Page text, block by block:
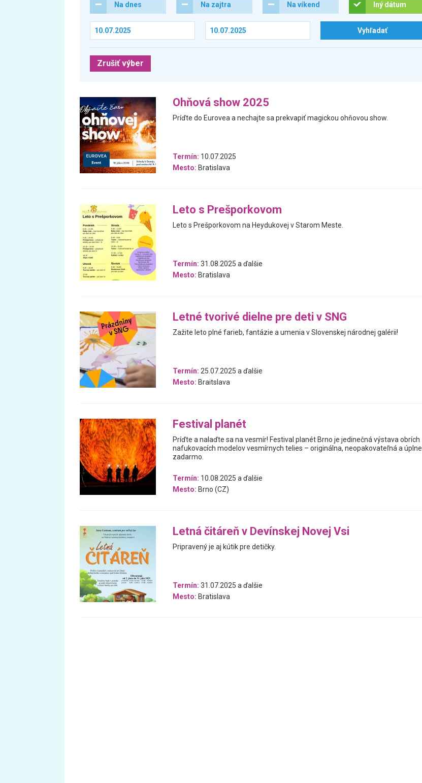
Na dnes Na zajtra Na víkend Iný dátum
Zrušiť výber
Ohňová show 2025
Príďte do Eurovea a nechajte sa prekvapiť magickou ohňovou show.
Termín: 10.07.2025
Mesto: Bratislava
Leto s Prešporkovom
Leto s Prešporkovom na Heydukovej v Starom Meste.
Termín: 31.08.2025 a ďalšie
Mesto: Bratislava
Letné tvorivé dielne pre deti v SNG
Zažite leto plné farieb, fantázie a umenia v Slovenskej národnej galérii!
Termín: 25.07.2025 a ďalšie
Mesto: Braitslava
Festival planét
Príďte a nalaďte sa na vesmír! Festival planét Brno je jedinečná výstava obrích
nafukovacích modelov vesmírnych telies – originálna, neopakovateľná a úplne
zadarmo.
Termín: 10.08.2025 a ďalšie
Mesto: Brno (CZ)
Letná čitáreň v Devínskej Novej Vsi
Pripravený je aj kútik pre detičky.
Termín: 31.07.2025 a ďalšie
Mesto: Bratislava